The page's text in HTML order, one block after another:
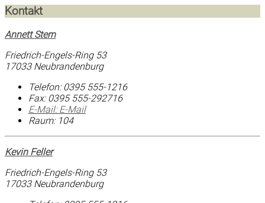
Kontakt
Annett Stern
Friedrich-Engels-Ring 53
17033 Neubrandenburg
Telefon:0395 555-1216
Fax:0395 555-292716
E-Mail: E-Mail
Raum: 104
Kevin Feller
Friedrich-Engels-Ring 53
17033 Neubrandenburg